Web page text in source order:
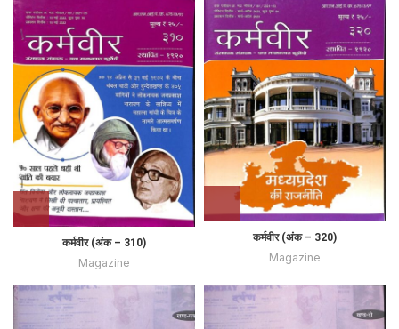
कर्मवीर (अंक – 310)
Magazine
कर्मवीर (अंक – 320)
Magazine